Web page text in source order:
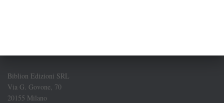
Biblion Edizioni SRL
Via G. Govone, 70
20155 Milano